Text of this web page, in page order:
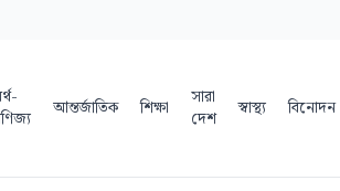
আন্তর্জাতিক শিক্ষা
সারা
দেশ
স্বাস্থ্য বিনোদন